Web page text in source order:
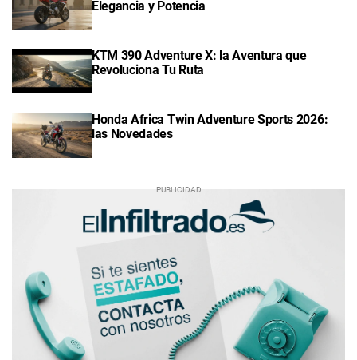
Elegancia y Potencia
KTM 390 Adventure X: la Aventura que
Revoluciona Tu Ruta
Honda Africa Twin Adventure Sports 2026:
las Novedades